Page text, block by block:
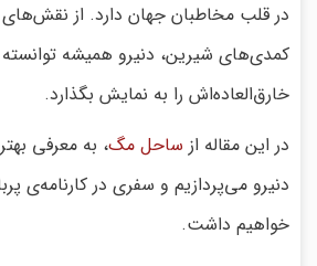
در قلب مخاطبان جهان دارد. از
کمدی‌های شیرین، دنیرو همیشه توانسته
خارق‌العاده‌اش را به نمایش بگذارد.
در این مقاله از ساحل مگ، به معرفی
دنیرو می‌پردازیم و سفری در کارنامه‌ی
خواهیم داشت.